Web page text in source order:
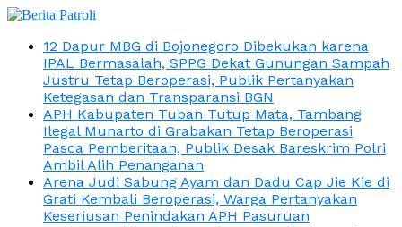
12 Dapur MBG di Bojonegoro Dibekukan karena
IPAL Bermasalah, SPPG Dekat Gunungan Sampah
Justru Tetap Beroperasi, Publik Pertanyakan
Ketegasan dan Transparansi BGN
APH Kabupaten Tuban Tutup Mata, Tambang
Ilegal Munarto di Grabakan Tetap Beroperasi
Pasca Pemberitaan, Publik Desak Bareskrim Polri
Ambil Alih Penanganan
Arena Judi Sabung Ayam dan Dadu Cap Jie Kie di
Grati Kembali Beroperasi, Warga Pertanyakan
Keseriusan Penindakan APH Pasuruan